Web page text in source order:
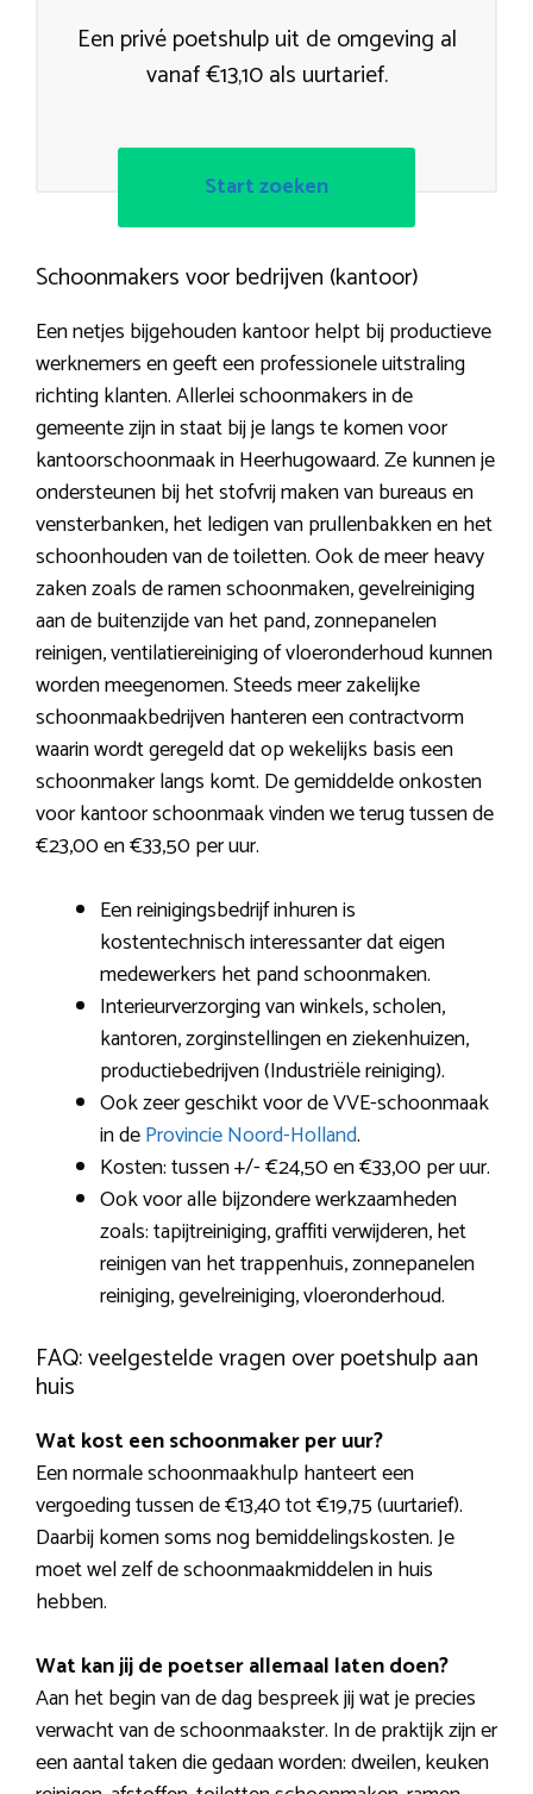
Een privé poetshulp uit de omgeving al
vanaf €13,10 als uurtarief.
Start zoeken
Schoonmakers voor bedrijven (kantoor)
Een netjes bijgehouden kantoor helpt bij productieve
werknemers en geeft een professionele uitstraling
richting klanten. Allerlei schoonmakers in de
gemeente zijn in staat bij je langs te komen voor
kantoorschoonmaak in Heerhugowaard. Ze kunnen je
ondersteunen bij het stofvrij maken van bureaus en
vensterbanken, het ledigen van prullenbakken en het
schoonhouden van de toiletten. Ook de meer heavy
zaken zoals de ramen schoonmaken, gevelreiniging
aan de buitenzijde van het pand, zonnepanelen
reinigen, ventilatiereiniging of vloeronderhoud kunnen
worden meegenomen. Steeds meer zakelijke
schoonmaakbedrijven hanteren een contractvorm
waarin wordt geregeld dat op wekelijks basis een
schoonmaker langs komt. De gemiddelde onkosten
voor kantoor schoonmaak vinden we terug tussen de
€23,00 en €33,50 per uur.
Een reinigingsbedrijf inhuren is
kostentechnisch interessanter dat eigen
medewerkers het pand schoonmaken.
Interieurverzorging van winkels, scholen,
kantoren, zorginstellingen en ziekenhuizen,
productiebedrijven (Industriële reiniging).
Ook zeer geschikt voor de VVE-schoonmaak
in deProvincie Noord-Holland.
Kosten: tussen +/- €24,50 en €33,00 per uur.
Ook voor alle bijzondere werkzaamheden
zoals: tapijtreiniging, graffiti verwijderen, het
reinigen van het trappenhuis, zonnepanelen
reiniging, gevelreiniging, vloeronderhoud.
FAQ: veelgestelde vragen over poetshulp aan
huis
Wat kost een schoonmaker per uur?
Een normale schoonmaakhulp hanteert een
vergoeding tussen de €13,40 tot €19,75 (uurtarief).
Daarbij komen soms nog bemiddelingskosten. Je
moet wel zelf de schoonmaakmiddelen in huis
hebben.
Wat kan jij de poetser allemaal laten doen?
Aan het begin van de dag bespreek jij wat je precies
verwacht van de schoonmaakster. In de praktijk zijn er
een aantal taken die gedaan worden: dweilen, keuken